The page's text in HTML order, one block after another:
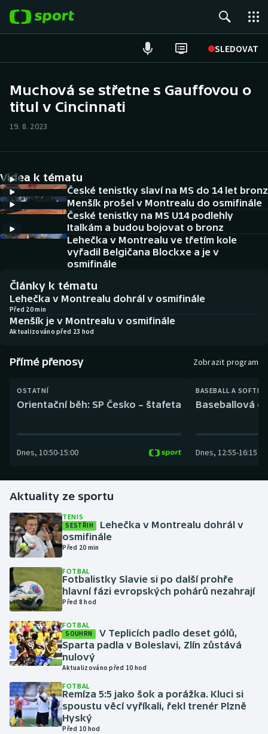
SLEDOVAT
Hokej
Cyklistika
DALŠÍ SPORTY
Americký fotbal
Basketbal
Biatlon
Boby a skeleton
Box
Dostihy
Florbal
Golf
Házená
Jezdectví
Judo
Lezení
NEPŘEHLÉDNĚTE
Historické návraty
Aplikace ČT sport
AZ kvíz
Muchová se střetne s Gauffovou o
titul v Cincinnati
19. 8. 2023
Videa k tématu
České tenistky slaví na MS do 14 let bronz
Menšík prošel v Montrealu do osmifinále
České tenistky na MS U14 podlehly
Italkám a budou bojovat o bronz
Lehečka v Montrealu ve třetím kole
vyřadil Belgičana Blockxe a je v
osmifinále
Články k tématu
Lehečka v Montrealu dohrál v osmifinále
Před 20 min
Menšík je v Montrealu v osmifinále
Aktualizováno před 23 hod
Přímé přenosy Zobrazit program
OSTATNÍ
Orientační běh: SP Česko – štafeta
Dnes, 10:50-15:00
BASEBALL A
Baseballová
Dnes, 12:55-16:15
Aktuality ze sportu
TENIS
SESTŘIH
Lehečka v Montrealu dohrál v
osmifinále
Před 20 min
FOTBAL
Fotbalistky Slavie si po další prohře
hlavní fázi evropských pohárů nezahrají
Před 8 hod
FOTBAL
SOUHRN
V Teplicích padlo deset gólů,
Sparta padla v Boleslavi, Zlín zůstává
nulový
Aktualizováno před 10 hod
FOTBAL
Remíza 5:5 jako šok a porážka. Kluci si
spoustu věcí vyříkali, řekl trenér Plzně
Hyský
Před 10 hod